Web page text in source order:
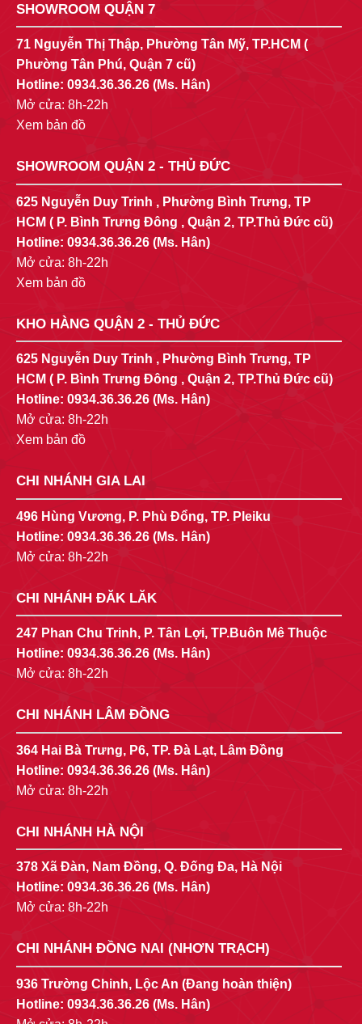
SHOWROOM QUẬN 7
71 Nguyễn Thị Thập, Phường Tân Mỹ, TP.HCM (
Phường Tân Phú, Quận 7 cũ)
Hotline: 0934.36.36.26 (Ms. Hân)
Mở cửa: 8h-22h
Xem bản đồ
SHOWROOM QUẬN 2 - THỦ ĐỨC
625 Nguyễn Duy Trinh , Phường Bình Trưng, TP
HCM ( P. Bình Trưng Đông , Quận 2, TP.Thủ Đức cũ)
Hotline: 0934.36.36.26 (Ms. Hân)
Mở cửa: 8h-22h
Xem bản đồ
KHO HÀNG QUẬN 2 - THỦ ĐỨC
625 Nguyễn Duy Trinh , Phường Bình Trưng, TP
HCM ( P. Bình Trưng Đông , Quận 2, TP.Thủ Đức cũ)
Hotline: 0934.36.36.26 (Ms. Hân)
Mở cửa: 8h-22h
Xem bản đồ
CHI NHÁNH GIA LAI
496 Hùng Vương, P. Phù Đổng, TP. Pleiku
Hotline: 0934.36.36.26 (Ms. Hân)
Mở cửa: 8h-22h
CHI NHÁNH ĐĂK LĂK
247 Phan Chu Trinh, P. Tân Lợi, TP.Buôn Mê Thuộc
Hotline: 0934.36.36.26 (Ms. Hân)
Mở cửa: 8h-22h
CHI NHÁNH LÂM ĐỒNG
364 Hai Bà Trưng, P6, TP. Đà Lạt, Lâm Đồng
Hotline: 0934.36.36.26 (Ms. Hân)
Mở cửa: 8h-22h
CHI NHÁNH HÀ NỘI
378 Xã Đàn, Nam Đồng, Q. Đống Đa, Hà Nội
Hotline: 0934.36.36.26 (Ms. Hân)
Mở cửa: 8h-22h
CHI NHÁNH ĐỒNG NAI (NHƠN TRẠCH)
936 Trường Chinh, Lộc An (Đang hoàn thiện)
Hotline: 0934.36.36.26 (Ms. Hân)